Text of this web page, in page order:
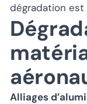
dégradation
Alliages